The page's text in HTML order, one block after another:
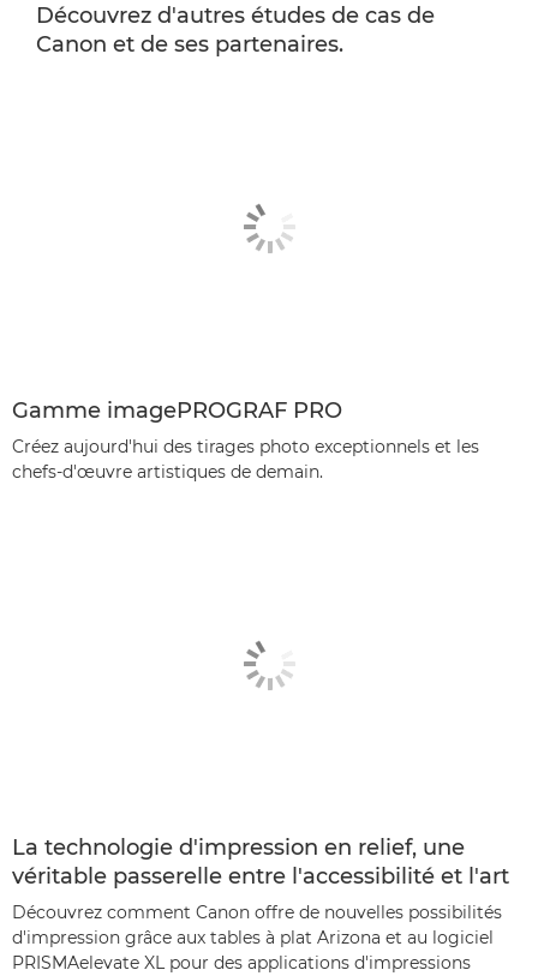
Découvrez d'autres études de cas de
Canon et de ses partenaires.
Gamme imagePROGRAF PRO
Créez aujourd'hui des tirages photo exceptionnels et les
chefs-d'œuvre artistiques de demain.
La technologie d'impression en relief, une
véritable passerelle entre l'accessibilité et l'art
Découvrez comment Canon offre de nouvelles possibilités
d'impression grâce aux tables à plat Arizona et au logiciel
PRISMAelevate XL pour des applications d'impressions